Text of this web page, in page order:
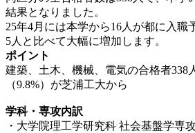
結果となりました。
25年4月には本学から16人が都に入職
5人と比べて大幅に増加します。
ポイント
建築、土木、機械、電気の合格者338
（9.8%）が芝浦工大から
学科・専攻内訳
・大学院理工学研究科 社会基盤学専